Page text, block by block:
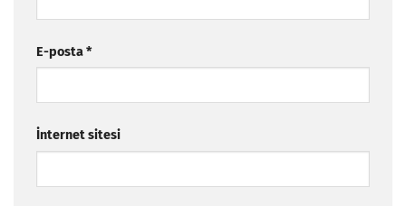
E-posta*
İnternet sitesi